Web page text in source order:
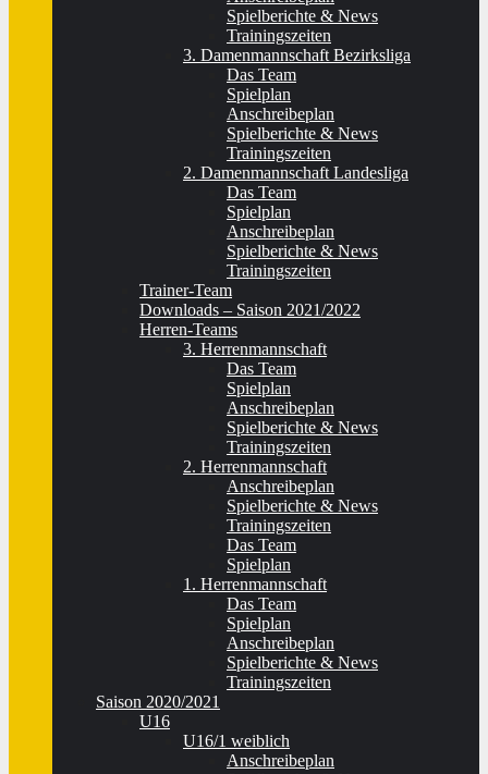
Spielberichte & News
Trainingszeiten
3. Damenmannschaft Bezirksliga
Das Team
Spielplan
Anschreibeplan
Spielberichte & News
Trainingszeiten
2. Damenmannschaft Landesliga
Das Team
Spielplan
Anschreibeplan
Spielberichte & News
Trainingszeiten
Trainer-Team
Downloads – Saison 2021/2022
Herren-Teams
3. Herrenmannschaft
Das Team
Spielplan
Anschreibeplan
Spielberichte & News
Trainingszeiten
2. Herrenmannschaft
Anschreibeplan
Spielberichte & News
Trainingszeiten
Das Team
Spielplan
1. Herrenmannschaft
Das Team
Spielplan
Anschreibeplan
Spielberichte & News
Trainingszeiten
Saison 2020/2021
U16
U16/1 weiblich
Anschreibeplan